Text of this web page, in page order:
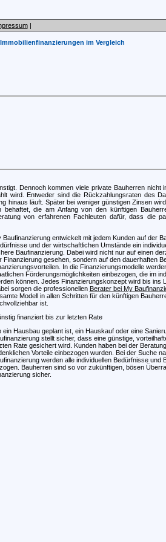
|
im Vergleich
Dennoch kommen viele private Bauherren nicht
wird. Entweder sind die Rückzahlungsraten des
hinaus läuft. Später bei weniger günstigen Zinsen
die am Anfang von den künftigen
von erfahrenen Fachleuten dafür, dass die
Baufinanzierung entwickelt mit jedem Kunden auf der
und der wirtschaftlichen Umstände ein
Baufinanzierung. Dabei wird nicht nur auf einen
Finanzierung gesehen, sondern auf den dauerhaften
In die Finanzierungsmodelle
Förderungsmöglichkeiten einbezogen, die im
können. Jedes Finanzierungskonzept wird bis ins
sorgen die professionellen Berater bei My
Modell in allen Schritten für den künftigen
ist.
finanziert bis zur letzten Rate
ein Hausbau geplant ist, ein Hauskauf oder eine
stellt sicher, dass eine günstige,
Rate gesichert wird. Kunden haben bei der
Vorteile einbezogen wurden. Bei der Suche
werden alle individuellen Bedürfnisse und
Bauherren sind so vor zukünftigen, bösen
sicher.